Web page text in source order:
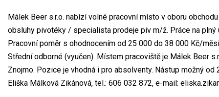
Málek Beer s.r.o. nabízí volné pracovní místo v oboru
obsluhy pivotéky / specialista prodeje piv m/ž. Práce na plný
Pracovní poměr s ohodnocením od 25 000 do 38 000 Kč/
Střední odborné (vyučen). Místem pracoviště je Málek Beer
Znojmo. Pozice je vhodná i pro absolventy. Nástup možný
Eliška Málková Zikánová, tel.: 606 032 872, e-mail: